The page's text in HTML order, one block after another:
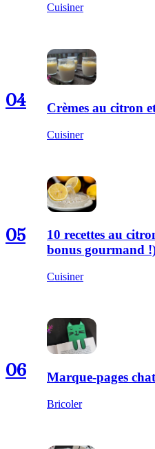
Cuisiner
04 Crèmes au citron
Cuisiner
05
10 recettes au
bonus gourmand
Cuisiner
06 Marque-pages
Bricoler